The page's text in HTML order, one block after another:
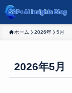
ホーム 2026年 5月
2026年5月